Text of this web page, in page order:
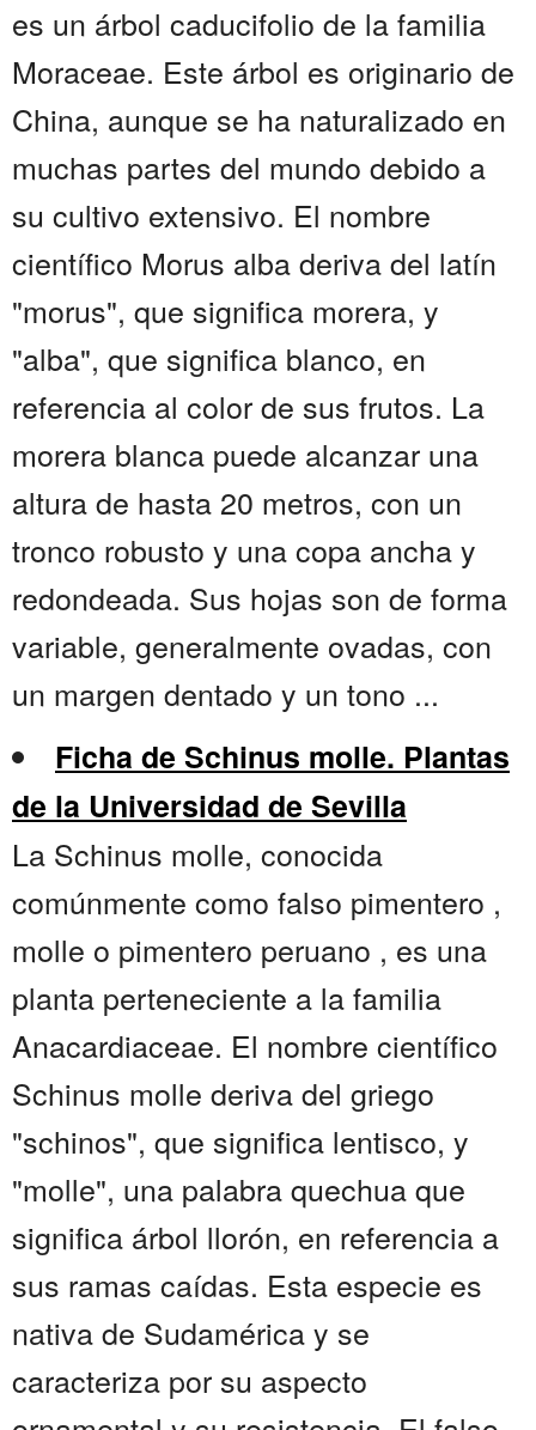
es un árbol caducifolio de la familia
Moraceae. Este árbol es originario de
China, aunque se ha naturalizado en
muchas partes del mundo debido a
su cultivo extensivo. El nombre
científico Morus alba deriva del latín
"morus", que significa morera, y
"alba", que significa blanco, en
referencia al color de sus frutos. La
morera blanca puede alcanzar una
altura de hasta 20 metros, con un
tronco robusto y una copa ancha y
redondeada. Sus hojas son de forma
variable, generalmente ovadas, con
un margen dentado y un tono ...
Ficha de Schinus molle. Plantas
de la Universidad de Sevilla
La Schinus molle, conocida
comúnmente como falso pimentero ,
molle o pimentero peruano , es una
planta perteneciente a la familia
Anacardiaceae. El nombre científico
Schinus molle deriva del griego
"schinos", que significa lentisco, y
"molle", una palabra quechua que
significa árbol llorón, en referencia a
sus ramas caídas. Esta especie es
nativa de Sudamérica y se
caracteriza por su aspecto